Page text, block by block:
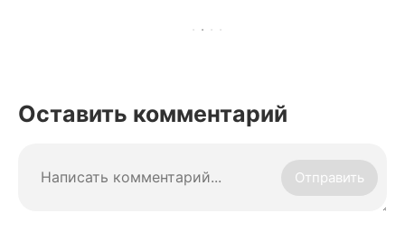
Оставить комментарий
Отправить